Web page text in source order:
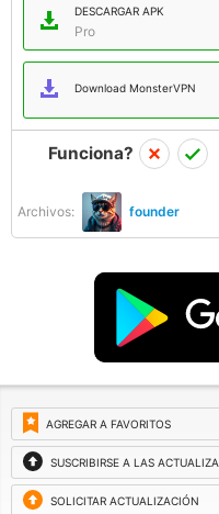
DESCARGAR APK
Pro
Download MonsterVPN
Archivos: founder
Funciona?
AGREGAR A FAVORITOS
SUSCRIBIRSE A LAS ACTUALIZACIONES
SOLICITAR ACTUALIZACIÓN